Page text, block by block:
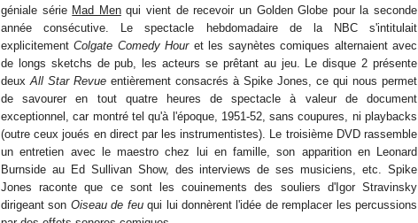
géniale série Mad Menqui vient de recevoir un Golden Globe pour la seconde
année consécutive. Le spectacle hebdomadaire de la NBC s'intitulait
explicitementColgate Comedy Houret les saynètes comiques alternaient avec
de longs sketchs de pub, les acteurs se prêtant au jeu. Le disque 2 présente
deux All Star Revue entièrement consacrés à Spike Jones, ce qui nous permet
de savourer en tout quatre heures de spectacle à valeur de document
exceptionnel, car montré tel qu'à l'époque, 1951-52, sans coupures, ni playbacks
(outre ceux joués en direct par les instrumentistes). Le troisième DVD rassemble
un entretien avec le maestro chez lui en famille, son apparition en Leonard
Burnside au Ed Sullivan Show, des interviews de ses musiciens, etc. Spike
Jones raconte que ce sont les couinements des souliers d'Igor Stravinsky
dirigeant son Oiseau de feuqui lui donnèrent l'idée de remplacer les percussions